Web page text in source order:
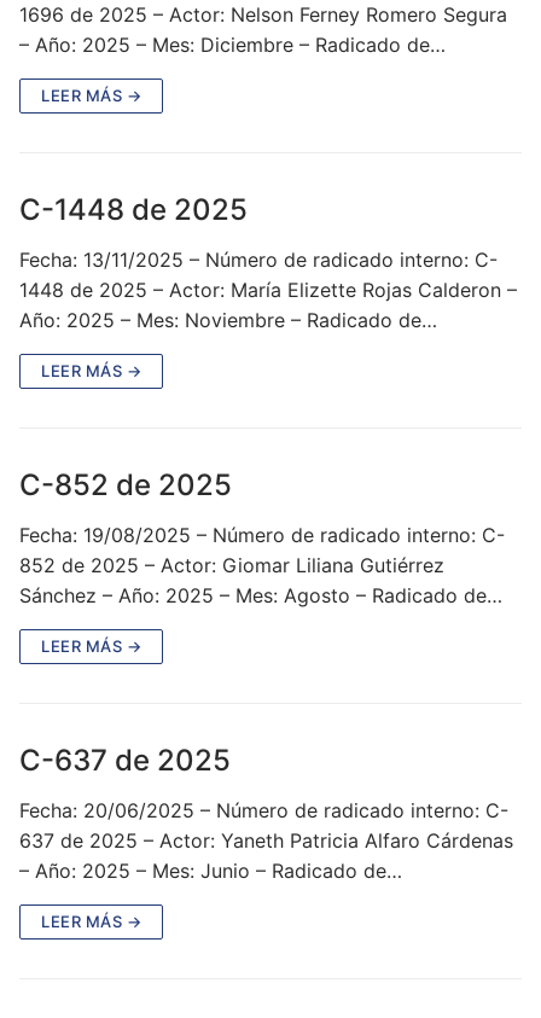
1696 de 2025 – Actor: Nelson Ferney Romero Segura
– Año: 2025 – Mes: Diciembre – Radicado de…
LEER MÁS →
C-1448 de 2025
Fecha: 13/11/2025 – Número de radicado interno: C-
1448 de 2025 – Actor: María Elizette Rojas Calderon –
Año: 2025 – Mes: Noviembre – Radicado de…
LEER MÁS →
C-852 de 2025
Fecha: 19/08/2025 – Número de radicado interno: C-
852 de 2025 – Actor: Giomar Liliana Gutiérrez
Sánchez – Año: 2025 – Mes: Agosto – Radicado de…
LEER MÁS →
C-637 de 2025
Fecha: 20/06/2025 – Número de radicado interno: C-
637 de 2025 – Actor: Yaneth Patricia Alfaro Cárdenas
– Año: 2025 – Mes: Junio – Radicado de…
LEER MÁS →